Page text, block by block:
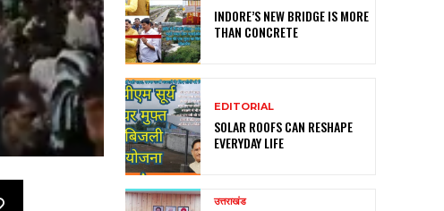
INDORE’S NEW BRIDGE IS MORE
THAN CONCRETE
EDITORIAL
SOLAR ROOFS CAN RESHAPE
EVERYDAY LIFE
उत्तराखंड